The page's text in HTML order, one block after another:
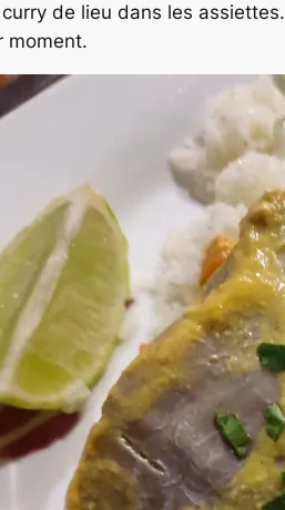
de lieu dans les
moment.